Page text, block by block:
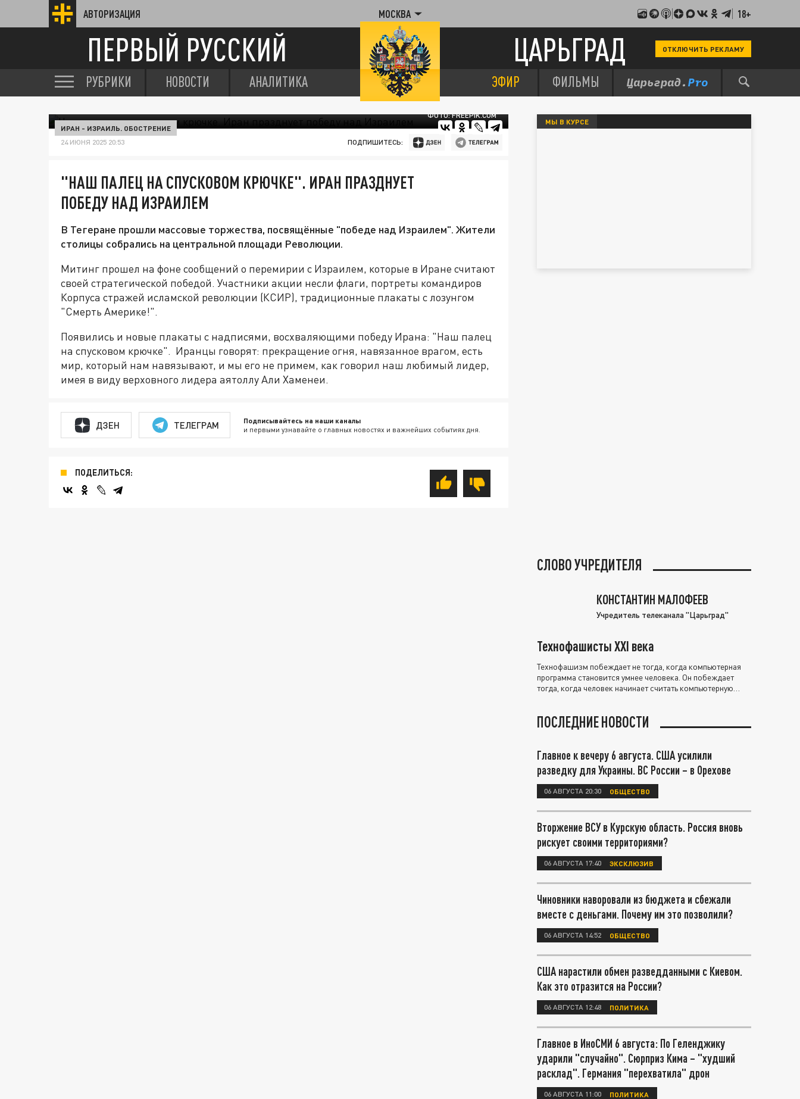
АВТОРИЗАЦИЯ МОСКВА 18+
ПЕРВЫЙ РУССКИЙ ЦАРЬГРАД ОТКЛЮЧИТЬ РЕКЛАМУ
РУБРИКИ НОВОСТИ АНАЛИТИКА ЭФИР ФИЛЬМЫ
ФОТО: FREEPIK.COM
ИРАН - ИЗРАИЛЬ. ОБОСТРЕНИЕ
24 ИЮНЯ 2025 20:53 ПОДПИШИТЕСЬ:
"НАШ ПАЛЕЦ НА СПУСКОВОМ КРЮЧКЕ". ИРАН ПРАЗДНУЕТ
ПОБЕДУ НАД ИЗРАИЛЕМ
В Тегеране прошли массовые торжества, посвящённые "победе над Израилем". Жители
столицы собрались на центральной площади Революции.
Митинг прошел на фоне сообщений о перемирии с Израилем, которые в Иране считают
своей стратегической победой. Участники акции несли флаги, портреты командиров
Корпуса стражей исламской революции (КСИР), традиционные плакаты с лозунгом
"Смерть Америке!".
Появились и новые плакаты с надписями, восхваляющими победу Ирана: "Наш палец
на спусковом крючке". Иранцы говорят: прекращение огня, навязанное врагом, есть
мир, который нам навязывают, и мы его не примем, как говорил наш любимый лидер,
имея в виду верховного лидера аятоллу Али Хаменеи.
ДЗЕН ТЕЛЕГРАМ Подписывайтесь на наши каналы
и первыми узнавайте о главных новостях и важнейших событиях дня.
ПОДЕЛИТЬСЯ:
МЫ В КУРСЕ
СЛОВО УЧРЕДИТЕЛЯ
КОНСТАНТИН МАЛОФЕЕВ
Учредитель телеканала "Царьград"
Технофашисты XXI века
Технофашизм побеждает не тогда, когда компьютерная
программа становится умнее человека. Он побеждает
тогда, когда человек начинает считать компьютерную
ПОСЛЕДНИЕ НОВОСТИ
Главное к вечеру 6 августа. США усилили
разведку для Украины. ВС России – в Орехове
06 АВГУСТА 20:30 ОБЩЕСТВО
Вторжение ВСУ в Курскую область. Россия вновь
рискует своими территориями?
06 АВГУСТА 17:40 ЭКСКЛЮЗИВ
Чиновники наворовали из бюджета и сбежали
вместе с деньгами. Почему им это позволили?
06 АВГУСТА 14:52 ОБЩЕСТВО
США нарастили обмен разведданными с Киевом.
Как это отразится на России?
06 АВГУСТА 12:48 ПОЛИТИКА
Главное в ИноСМИ 6 августа: По Геленджику
ударили "случайно". Сюрприз Кима – "худший
расклад". Германия "перехватила" дрон
06 АВГУСТА 11:00 ПОЛИТИКА